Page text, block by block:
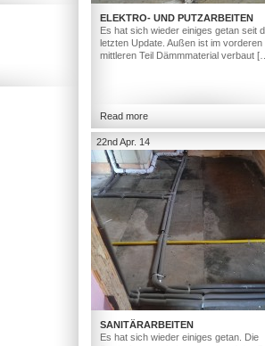
ELEKTRO- UND PUTZARBEITEN
Es hat sich wieder einiges getan seit
letzten Update. Außen ist im vorderen
mittleren Teil Dämmmaterial verbaut
Read more
22nd Apr. 14
SANITÄRARBEITEN
Es hat sich wieder einiges getan. Die